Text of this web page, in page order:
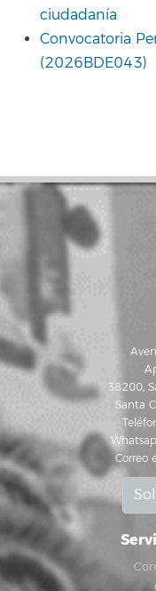
ciudadanía
Convocatoria
(2026BDE043)
38200,
Santa
Correo